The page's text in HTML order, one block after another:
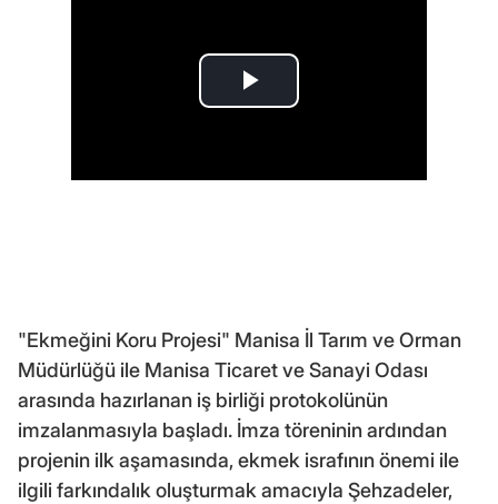
"Ekmeğini Koru Projesi" Manisa İl Tarım ve Orman
Müdürlüğü ile Manisa Ticaret ve Sanayi Odası
arasında hazırlanan iş birliği protokolünün
imzalanmasıyla başladı. İmza töreninin ardından
projenin ilk aşamasında, ekmek israfının önemi ile
ilgili farkındalık oluşturmak amacıyla Şehzadeler,